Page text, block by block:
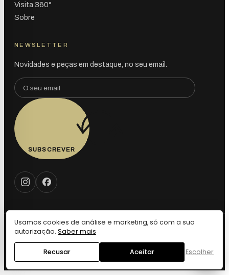
Visita 360°
Sobre
NEWSLETTER
Novidades e peças em destaque, no seu email.
SUBSCREVER
© 2026 Vintage LX — Todos os direitos reservados. · Design by
Webdesign VIP
PrivacidadeCookies Definições de CookiesTermos Devolução
Usamos cookies de análise e marketing, só com a sua
autorização. Saber mais
Recusar Aceitar Escolher